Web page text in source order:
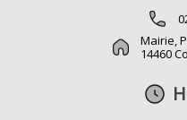
Mairie,
14460